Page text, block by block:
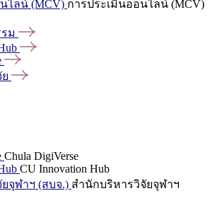
ไลน์ (MCV) การประเมินออนไลน์ (MCV)
ม
Chula DigiVerse
CU Innovation Hub
จุฬาฯ (สบจ.) สำนักบริหารวิจัยจุฬาฯ